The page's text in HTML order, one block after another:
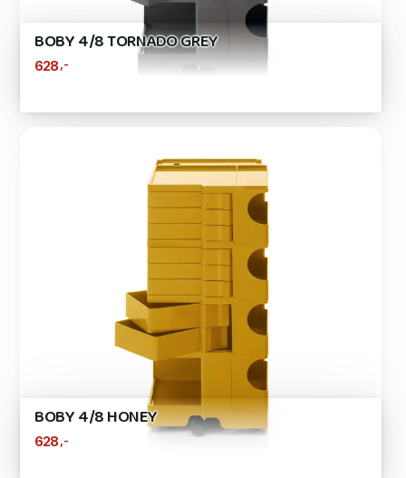
BOBY 4/8 TORNADO GREY
628,-
BOBY 4/8 HONEY
628 ,-